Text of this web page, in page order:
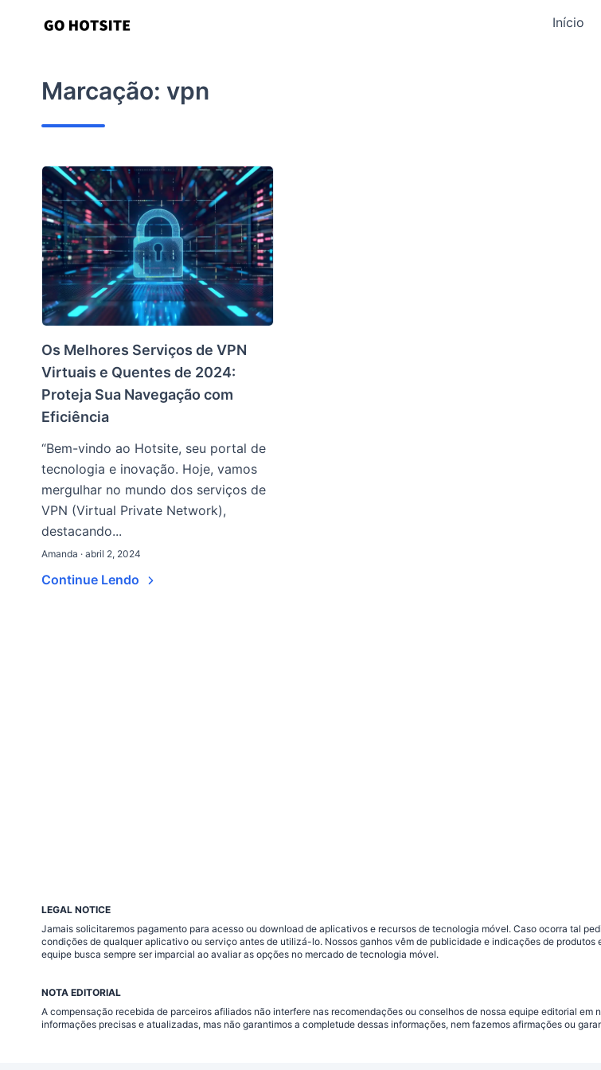
conteúdo
Início
Marcação: vpn
Os Melhores Serviços de VPN
Virtuais e Quentes de 2024:
Proteja Sua Navegação com
Eficiência
“Bem-vindo ao Hotsite, seu portal de
tecnologia e inovação. Hoje, vamos
mergulhar no mundo dos serviços de
VPN (Virtual Private Network),
destacando...
Amanda · abril 2, 2024
Continue Lendo
LEGAL NOTICE
Jamais solicitaremos pagamento para acesso ou download de aplicativos e recursos de tecnologia móvel. Caso ocorra tal
condições de qualquer aplicativo ou serviço antes de utilizá-lo. Nossos ganhos vêm de publicidade e indicações de
equipe busca sempre ser imparcial ao avaliar as opções no mercado de tecnologia móvel.
NOTA EDITORIAL
A compensação recebida de parceiros afiliados não interfere nas recomendações ou conselhos de nossa equipe editorial
informações precisas e atualizadas, mas não garantimos a completude dessas informações, nem fazemos afirmações ou